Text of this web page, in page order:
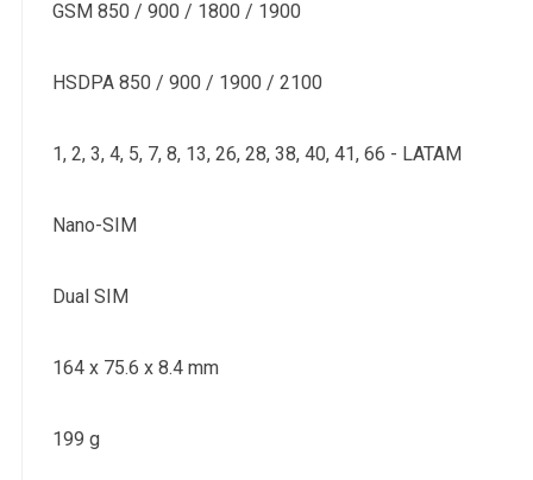
GSM 850 / 900 / 1800 / 1900
HSDPA 850 / 900 / 1900 / 2100
1, 2, 3, 4, 5, 7, 8, 13, 26, 28, 38, 40, 41, 66 - LATAM
Nano-SIM
Dual SIM
164 x 75.6 x 8.4 mm
199 g